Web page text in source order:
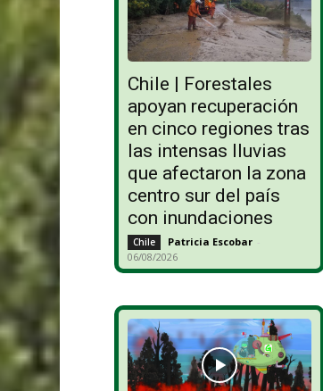
Chile | Forestales
apoyan recuperación
en cinco regiones tras
las intensas lluvias
que afectaron la zona
centro sur del país
con inundaciones
Chile Patricia Escobar -
06/08/2026